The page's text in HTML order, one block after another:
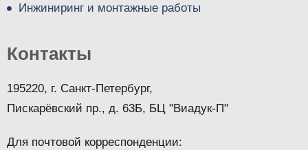
Инжиниринг и монтажные работы
Контакты
195220, г. Санкт-Петербург,
Пискарёвский пр., д. 63Б, БЦ "Виадук-П"
Для почтовой корреспонденции: